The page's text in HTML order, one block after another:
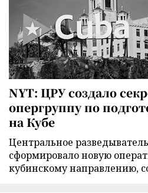
NYT: ЦРУ создало
опергруппу по
на Кубе
Центральное
сформировало новую
кубинскому направлению,